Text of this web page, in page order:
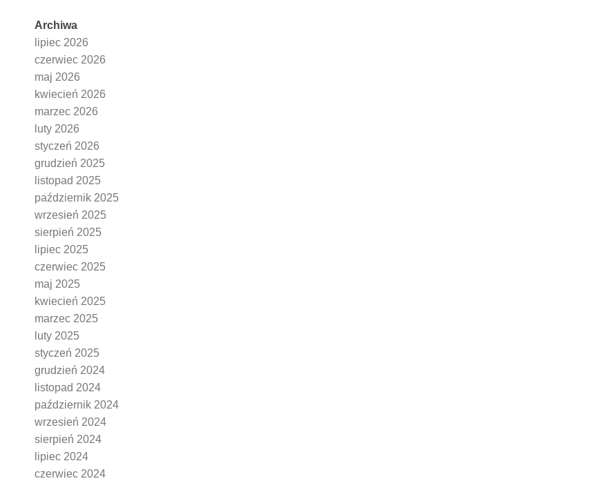
Archiwa
lipiec 2026
czerwiec 2026
maj 2026
kwiecień 2026
marzec 2026
luty 2026
styczeń 2026
grudzień 2025
listopad 2025
październik 2025
wrzesień 2025
sierpień 2025
lipiec 2025
czerwiec 2025
maj 2025
kwiecień 2025
marzec 2025
luty 2025
styczeń 2025
grudzień 2024
listopad 2024
październik 2024
wrzesień 2024
sierpień 2024
lipiec 2024
czerwiec 2024